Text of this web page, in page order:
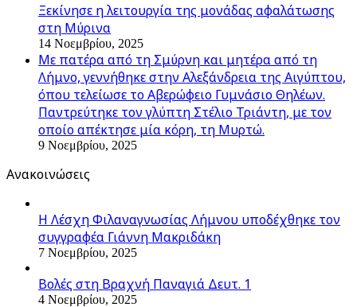
Ξεκίνησε η λειτουργία της μονάδας αφαλάτωσης
στη Μύρινα
14 Νοεμβρίου, 2025
Με πατέρα από τη Σμύρνη και μητέρα από τη
Λήμνο, γεννήθηκε στην Αλεξάνδρεια της Αιγύπτου,
όπου τελείωσε το Αβερώφειο Γυμνάσιο Θηλέων.
Παντρεύτηκε τον γλύπτη Στέλιο Τριάντη, με τον
οποίο απέκτησε μία κόρη, τη Μυρτώ.
9 Νοεμβρίου, 2025
Ανακοινώσεις
Η Λέσχη Φιλαναγνωσίας Λήμνου υποδέχθηκε τον
συγγραφέα Γιάννη Μακριδάκη
7 Νοεμβρίου, 2025
Βολές στη Βραχνή Παναγιά Δευτ. 1
4 Νοεμβρίου, 2025